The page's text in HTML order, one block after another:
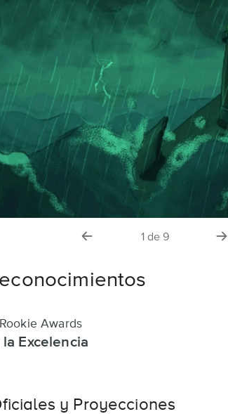
1 de 9
Awards
Excelencia
y Proyecciones